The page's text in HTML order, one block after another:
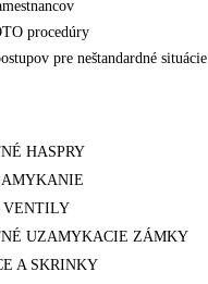
procedúry
pre neštandardné situácie
HASPRY
VENTILY
UZAMYKACIE ZÁMKY
A SKRINKY